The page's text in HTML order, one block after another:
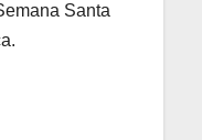
Santa